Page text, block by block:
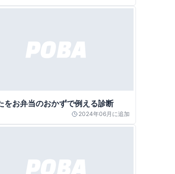
をお弁当のおかずで例える診断
2024年06月 に追加